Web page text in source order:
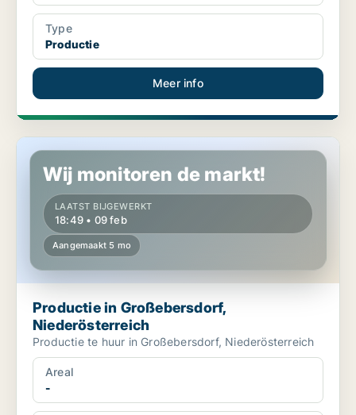
Type
Productie
Meer info
Productie in Großebersdorf, Niederösterreich
Wij monitoren de markt!
LAATST BIJGEWERKT
18:49 • 09 feb
Aangemaakt 5 mo
Productie in Großebersdorf,
Niederösterreich
Productie te huur in Großebersdorf, Niederösterreich
Areal
-